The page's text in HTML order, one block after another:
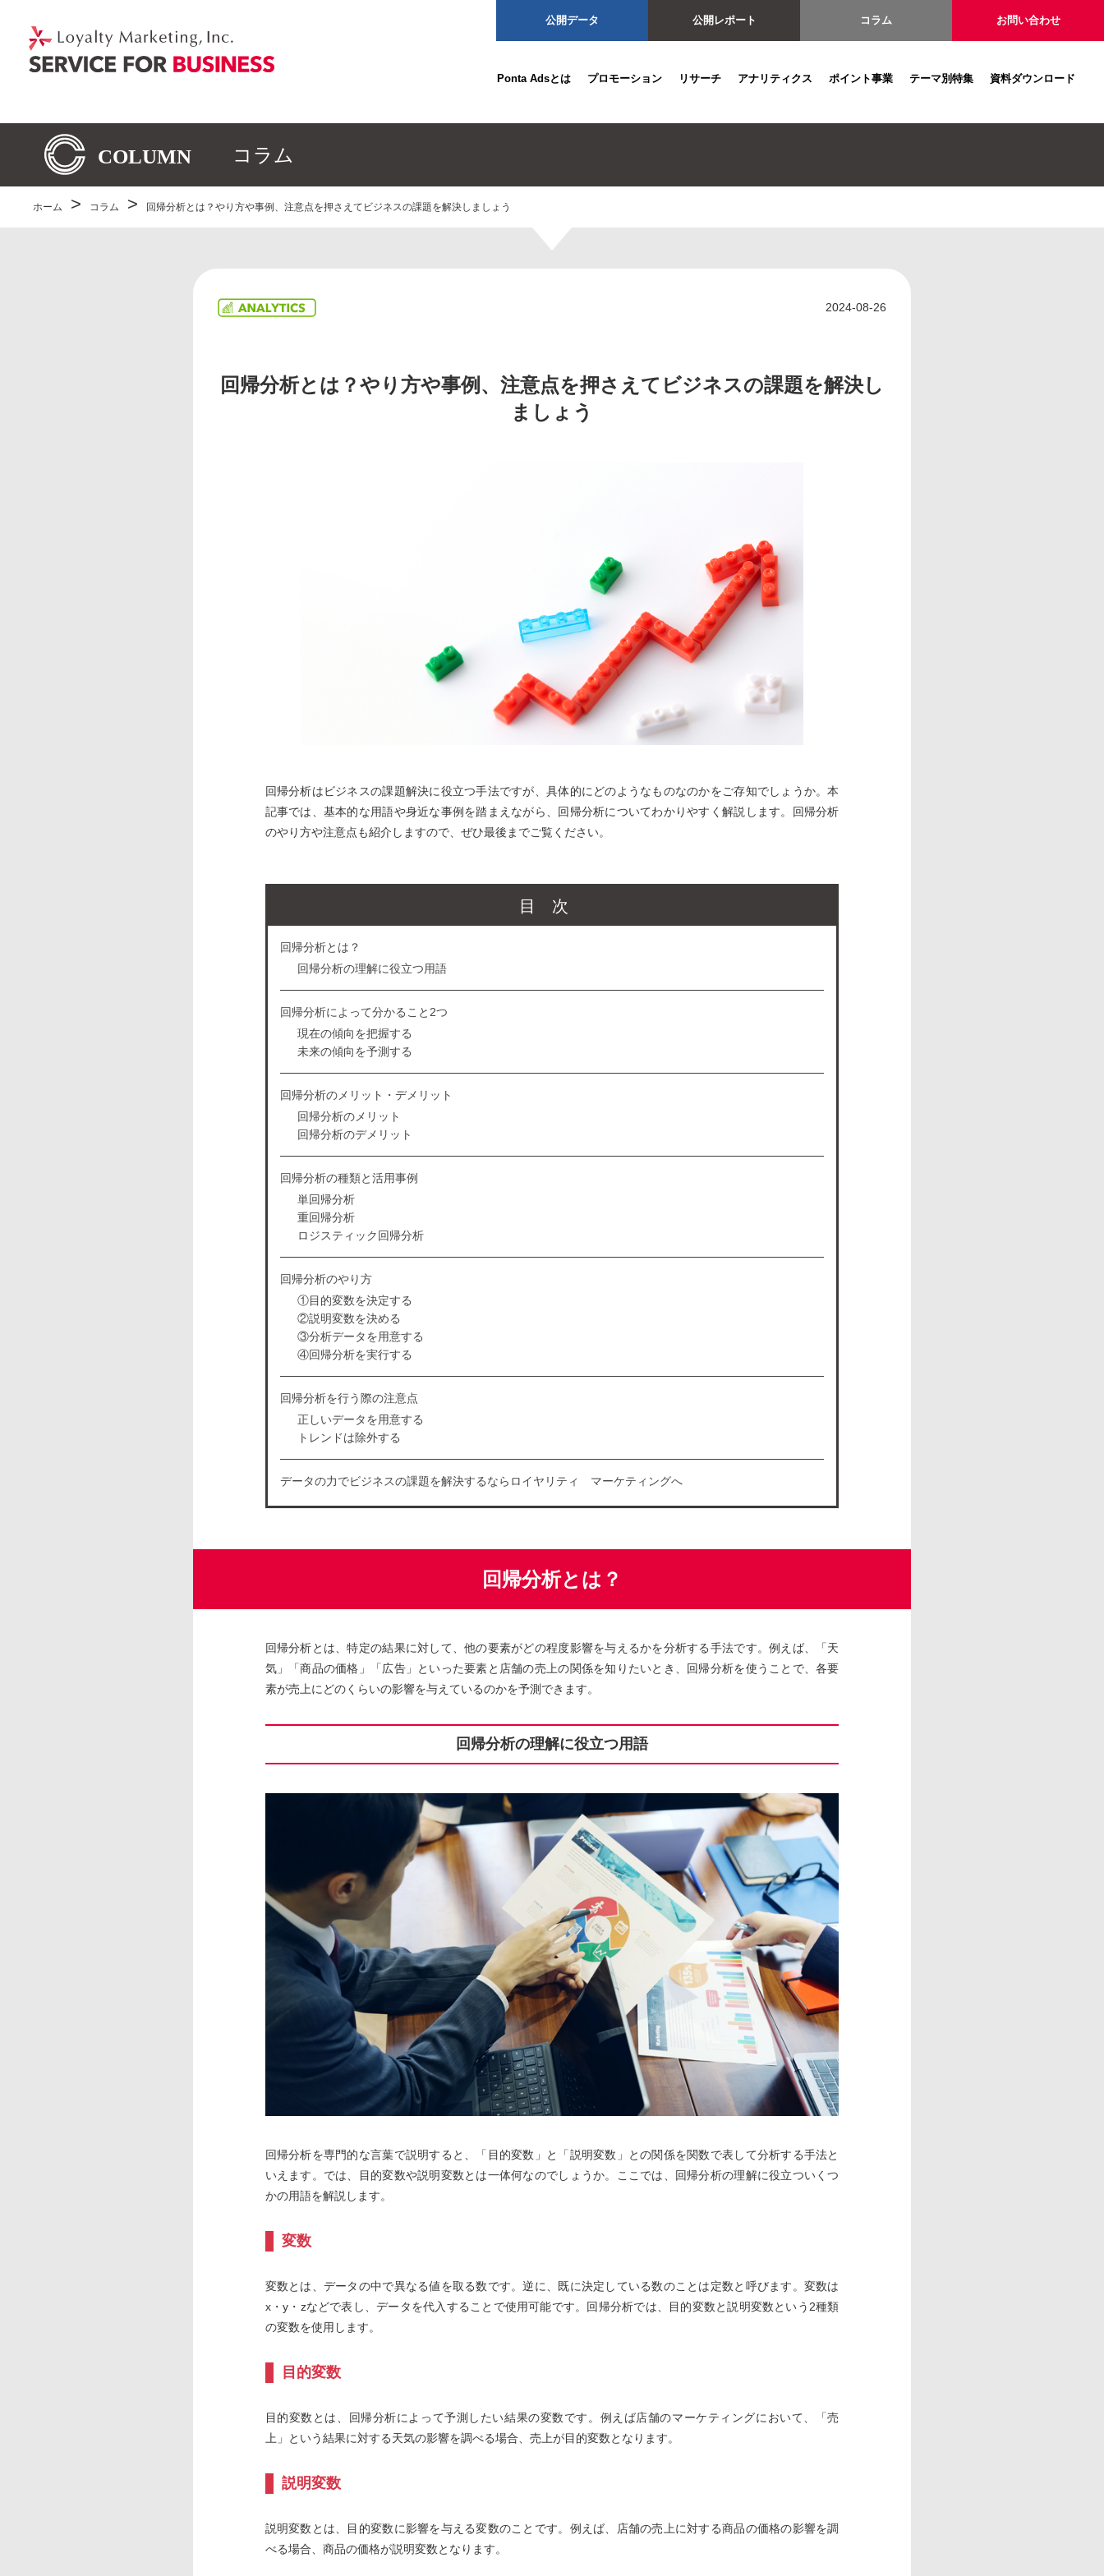
公開データ 公開レポート コラム お問い合わせ
Ponta Adsとは プロモーション リサーチ アナリティクス ポイント事業 テーマ別特集 資料ダウンロード
コラム
ホーム コラム 回帰分析とは？やり方や事例、注意点を押さえてビジネスの課題を解決しましょう
2024-08-26
回帰分析とは？やり方や事例、注意点を押さえてビジネスの課題を解決し
ましょう
回帰分析はビジネスの課題解決に役立つ手法ですが、具体的にどのようなものなのかをご存知でしょうか。本
記事では、基本的な用語や身近な事例を踏まえながら、回帰分析についてわかりやすく解説します。回帰分析
のやり方や注意点も紹介しますので、ぜひ最後までご覧ください。
目次
回帰分析とは？
回帰分析の理解に役立つ用語
回帰分析によって分かること2つ
現在の傾向を把握する
未来の傾向を予測する
回帰分析のメリット・デメリット
回帰分析のメリット
回帰分析のデメリット
回帰分析の種類と活用事例
単回帰分析
重回帰分析
ロジスティック回帰分析
回帰分析のやり方
①目的変数を決定する
②説明変数を決める
③分析データを用意する
④回帰分析を実行する
回帰分析を行う際の注意点
正しいデータを用意する
トレンドは除外する
データの力でビジネスの課題を解決するならロイヤリティ マーケティングへ
回帰分析とは？
回帰分析とは、特定の結果に対して、他の要素がどの程度影響を与えるかを分析する手法です。例えば、「天
気」「商品の価格」「広告」といった要素と店舗の売上の関係を知りたいとき、回帰分析を使うことで、各要
素が売上にどのくらいの影響を与えているのかを予測できます。
回帰分析の理解に役立つ用語
回帰分析を専門的な言葉で説明すると、「目的変数」と「説明変数」との関係を関数で表して分析する手法と
いえます。では、目的変数や説明変数とは一体何なのでしょうか。ここでは、回帰分析の理解に役立ついくつ
かの用語を解説します。
変数
変数とは、データの中で異なる値を取る数です。逆に、既に決定している数のことは定数と呼びます。変数は
x・y・zなどで表し、データを代入することで使用可能です。回帰分析では、目的変数と説明変数という2種類
の変数を使用します。
目的変数
目的変数とは、回帰分析によって予測したい結果の変数です。例えば店舗のマーケティングにおいて、「売
上」という結果に対する天気の影響を調べる場合、売上が目的変数となります。
説明変数
説明変数とは、目的変数に影響を与える変数のことです。例えば、店舗の売上に対する商品の価格の影響を調
べる場合、商品の価格が説明変数となります。